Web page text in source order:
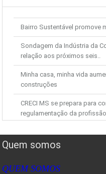
Bairro Sustentável promove
Sondagem da Indústria da
relação aos próximos seis..
Minha casa, minha vida
construções
CRECI MS se prepara para
regulamentação da profissão
Torres
Quem somos
QUEM SOMOS